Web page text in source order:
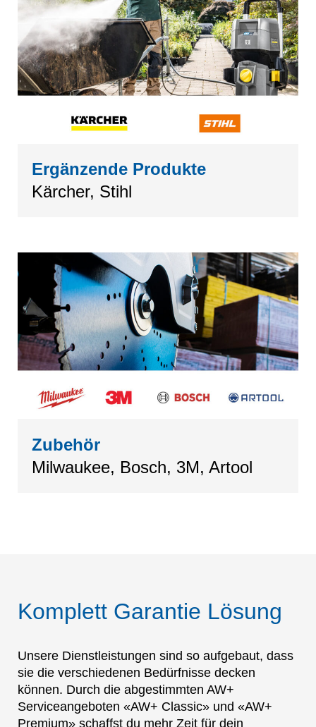
Ergänzende Produkte
Kärcher, Stihl
Zubehör
Milwaukee, Bosch, 3M, Artool
Komplett Garantie Lösung
Unsere Dienstleistungen sind so aufgebaut, dass
sie die verschiedenen Bedürfnisse decken
können. Durch die abgestimmten AW+
Serviceangeboten «AW+ Classic» und «AW+
Premium» schaffst du mehr Zeit für dein